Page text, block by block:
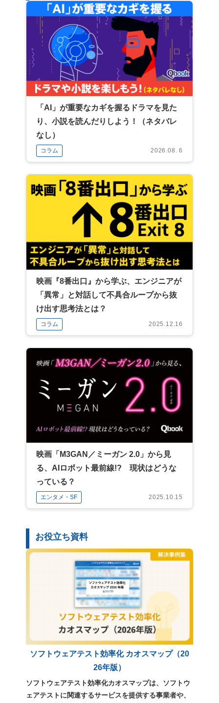
「AI」が重要なカギを握るドラマを見た
り、小説を読んだりしよう！（ネタバレ
なし）
コラム 2026.08. 6
映画『8番出口』から学ぶ、エンジニアが
「異常」と対話して不具合ループから抜
け出す思考法とは？
コラム 2025.12.16
映画「M3GAN／ミーガン 2.0」から見
る、AIロボット最前線!? 現状はどうな
っている？
エンタメ・SF 2025.10.15
お役立ち資料
ソフトウェアテスト効率化 カオスマップ（20
26年版）
ソフトウェアテスト効率化カオスマップは、ソフトウ
ェアテストに関連するサービスを提供する事業者や、